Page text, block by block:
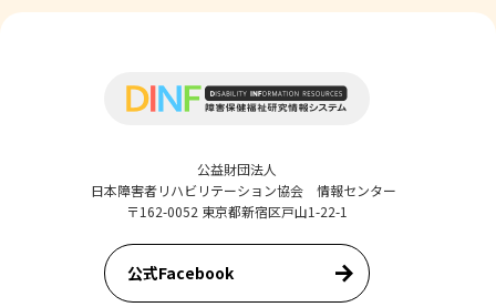
公益財団法人
日本障害者リハビリテーション協会 情報センター
〒162-0052 東京都新宿区戸山1-22-1
公式Facebook